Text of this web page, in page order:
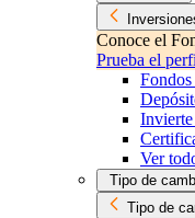
Conoce el
Prueba el
Ver
Tipo de
Tipo de